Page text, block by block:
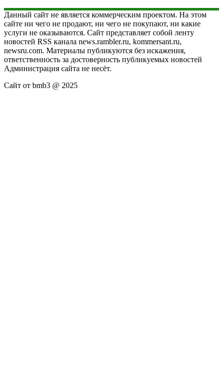
Данный сайт не является коммерческим проектом. На этом
сайте ни чего не продают, ни чего не покупают, ни какие
услуги не оказываются. Сайт представляет собой ленту
новостей RSS канала news.rambler.ru, kommersant.ru,
newsru.com. Материалы публикуются без искажения,
ответственность за достоверность публикуемых новостей
Администрация сайта не несёт.
Сайт от bmb3 @ 2025